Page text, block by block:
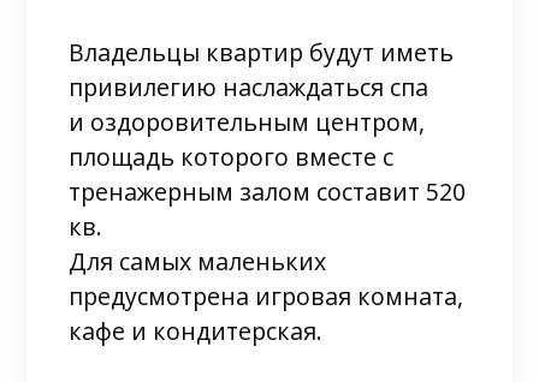
Владельцы квартир будут иметь
привилегию наслаждаться спа
и оздоровительным центром,
площадь которого вместе с
тренажерным залом составит 520
кв.
Для самых маленьких
предусмотрена игровая комната,
кафе и кондитерская.